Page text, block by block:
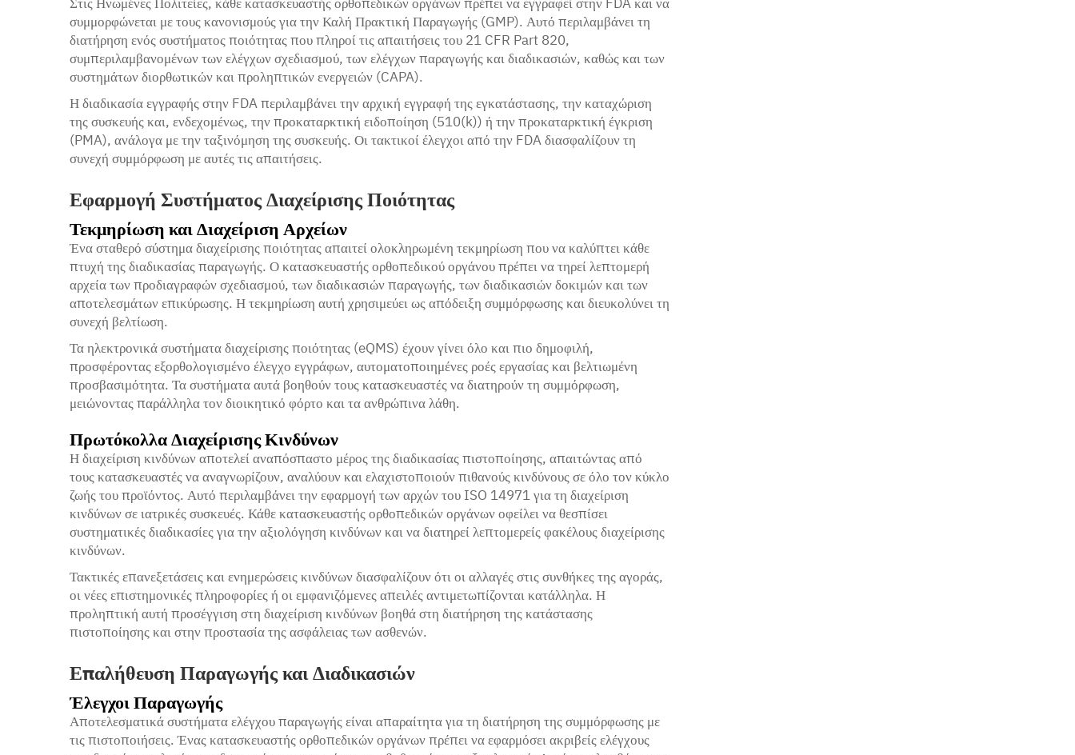
συμμορφώνεται με τους κανονισμούς για την Καλή Πρακτική Παραγωγής (GMP). Αυτό περιλαμβάνει τη
διατήρηση ενός συστήματος ποιότητας που πληροί τις απαιτήσεις του 21 CFR Part 820,
συμπεριλαμβανομένων των ελέγχων σχεδιασμού, των ελέγχων παραγωγής και διαδικασιών, καθώς και των
συστημάτων διορθωτικών και προληπτικών ενεργειών (CAPA).
Η διαδικασία εγγραφής στην FDA περιλαμβάνει την αρχική εγγραφή της εγκατάστασης, την καταχώριση
της συσκευής και, ενδεχομένως, την προκαταρκτική ειδοποίηση (510(k)) ή την προκαταρκτική έγκριση
(PMA), ανάλογα με την ταξινόμηση της συσκευής. Οι τακτικοί έλεγχοι από την FDA διασφαλίζουν τη
συνεχή συμμόρφωση με αυτές τις απαιτήσεις.
Εφαρμογή Συστήματος Διαχείρισης Ποιότητας
Τεκμηρίωση και Διαχείριση Αρχείων
Ένα σταθερό σύστημα διαχείρισης ποιότητας απαιτεί ολοκληρωμένη τεκμηρίωση που να καλύπτει κάθε
πτυχή της διαδικασίας παραγωγής. Ο κατασκευαστής ορθοπεδικού οργάνου πρέπει να τηρεί λεπτομερή
αρχεία των προδιαγραφών σχεδιασμού, των διαδικασιών παραγωγής, των διαδικασιών δοκιμών και των
αποτελεσμάτων επικύρωσης. Η τεκμηρίωση αυτή χρησιμεύει ως απόδειξη συμμόρφωσης και διευκολύνει τη
συνεχή βελτίωση.
Τα ηλεκτρονικά συστήματα διαχείρισης ποιότητας (eQMS) έχουν γίνει όλο και πιο δημοφιλή,
προσφέροντας εξορθολογισμένο έλεγχο εγγράφων, αυτοματοποιημένες ροές εργασίας και βελτιωμένη
προσβασιμότητα. Τα συστήματα αυτά βοηθούν τους κατασκευαστές να διατηρούν τη συμμόρφωση,
μειώνοντας παράλληλα τον διοικητικό φόρτο και τα ανθρώπινα λάθη.
Πρωτόκολλα Διαχείρισης Κινδύνων
Η διαχείριση κινδύνων αποτελεί αναπόσπαστο μέρος της διαδικασίας πιστοποίησης, απαιτώντας από
τους κατασκευαστές να αναγνωρίζουν, αναλύουν και ελαχιστοποιούν πιθανούς κινδύνους σε όλο τον κύκλο
ζωής του προϊόντος. Αυτό περιλαμβάνει την εφαρμογή των αρχών του ISO 14971 για τη διαχείριση
κινδύνων σε ιατρικές συσκευές. Κάθε κατασκευαστής ορθοπεδικών οργάνων οφείλει να θεσπίσει
συστηματικές διαδικασίες για την αξιολόγηση κινδύνων και να διατηρεί λεπτομερείς φακέλους διαχείρισης
κινδύνων.
Τακτικές επανεξετάσεις και ενημερώσεις κινδύνων διασφαλίζουν ότι οι αλλαγές στις συνθήκες της αγοράς,
οι νέες επιστημονικές πληροφορίες ή οι εμφανιζόμενες απειλές αντιμετωπίζονται κατάλληλα. Η
προληπτική αυτή προσέγγιση στη διαχείριση κινδύνων βοηθά στη διατήρηση της κατάστασης
πιστοποίησης και στην προστασία της ασφάλειας των ασθενών.
Επαλήθευση Παραγωγής και Διαδικασιών
Έλεγχοι Παραγωγής
Αποτελεσματικά συστήματα ελέγχου παραγωγής είναι απαραίτητα για τη διατήρηση της συμμόρφωσης με
τις πιστοποιήσεις. Ένας κατασκευαστής ορθοπεδικών οργάνων πρέπει να εφαρμόσει ακριβείς ελέγχους